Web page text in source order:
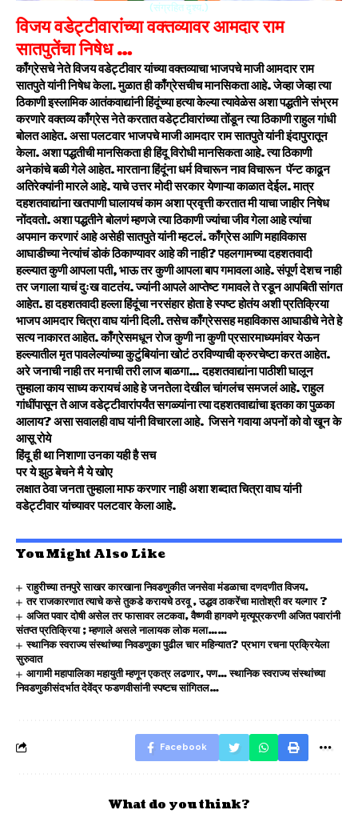
(संग्रहित दृश्य.)
विजय वडेट्टीवारांच्या वक्तव्यावर आमदार राम
सातपुतेंचा निषेध …
काँग्रेसचे नेते विजय वडेट्टीवार यांच्या वक्तव्याचा भाजपचे माजी आमदार राम
सातपुते यांनी निषेध केला. मुळात ही काँग्रेसचीच मानसिकता आहे. जेव्हा जेव्हा त्या
ठिकाणी इस्लामिक आतंकवाद्यांनी हिंदूंच्या हत्या केल्या त्यावेळेस अशा पद्धतीने संभ्रम
करणारे वक्तव्य काँग्रेस नेते करतात वडेट्टीवारांच्या तोंडून त्या ठिकाणी राहुल गांधी
बोलत आहेत. असा पलटवार भाजपचे माजी आमदार राम सातपुते यांनी इंदापुरातून
केला. अशा पद्धतीची मानसिकता ही हिंदू विरोधी मानसिकता आहे. त्या ठिकाणी
अनेकांचे बळी गेले आहेत. मारताना हिंदूंना धर्म विचारून नाव विचारून पॅन्ट काढून
अतिरेक्यांनी मारले आहे. याचे उत्तर मोदी सरकार येणाऱ्या काळात देईल. मात्र
दहशतवाद्यांना खतपाणी घालायचं काम अशा प्रवृत्ती करतात मी याचा जाहीर निषेध
नोंदवतो. अशा पद्धतीने बोलणं म्हणजे त्या ठिकाणी ज्यांचा जीव गेला आहे त्यांचा
अपमान करणारं आहे असेही सातपुते यांनी म्हटलं. काँग्रेस आणि महाविकास
आघाडीच्या नेत्यांचं डोकं ठिकाण्यावर आहे की नाही? पहलगामच्या दहशतवादी
हल्ल्यात कुणी आपला पती, भाऊ तर कुणी आपला बाप गमावला आहे. संपूर्ण देशच नाही
तर जगाला याचं दुःख वाटतंय. ज्यांनी आपले आप्तेष्ट गमावले ते रडून आपबिती सांगत
आहेत. हा दहशतवादी हल्ला हिंदूंचा नरसंहार होता हे स्पष्ट होतंय अशी प्रतिक्रिया
भाजप आमदार चित्रा वाघ यांनी दिली. तसेच काँग्रेससह महाविकास आघाडीचे नेते हे
सत्य नाकारत आहेत. काँग्रेसमधून रोज कुणी ना कुणी प्रसारमाध्यमांवर येऊन
हल्ल्यातील मृत पावलेल्यांच्या कुटुंबियांना खोटं ठरविण्याची क्रुरचेष्टा करत आहेत.
अरे जनाची नाही तर मनाची तरी लाज बाळगा… दहशतवाद्यांना पाठीशी घालून
तुम्हाला काय साध्य करायचं आहे हे जनतेला देखील चांगलंच समजलं आहे. राहुल
गांधींपासून ते आज वडेट्टीवारांपर्यंत सगळ्यांना त्या दहशतवाद्यांचा इतका का पुळका
आलाय? असा सवालही वाघ यांनी विचारला आहे. जिसने गवाया अपनों को वो खून के
आसू रोये
हिंदू ही था निशाणा उनका यही है सच
पर ये झुठ बेचने मै ये खोए
लक्षात ठेवा जनता तुम्हाला माफ करणार नाही अशा शब्दात चित्रा वाघ यांनी
वडेट्टीवार यांच्यावर पलटवार केला आहे.
You Might Also Like
राहुरीच्या तनपुरे साखर कारखाना निवडणुकीत जनसेवा मंडळाचा दणदणीत विजय.
तर राजकारणात त्याचे कसे तुकडे करायचे ठरवू , उद्धव ठाकरेंचा मातोश्री वर यल्गार ?
अजित पवार दोषी असेल तर फासावर लटकवा, वैष्णवी हागवणे मृत्यूप्रकरणी अजित पवारांनी
संतप्त प्रतिक्रिया ; म्हणाले असले नालायक लोक मला……
स्थानिक स्वराज्य संस्थांच्या निवडणुका पुढील चार महिन्यात? प्रभाग रचना प्रक्रियेला
सुरुवात
आगामी महापालिका महायुती म्हणून एकत्र लढणार, पण… स्थानिक स्वराज्य संस्थांच्या
निवडणुकीसंदर्भात देवेंद्र फडणवीसांनी स्पष्टच सांगितल…
Facebook
What do you think?